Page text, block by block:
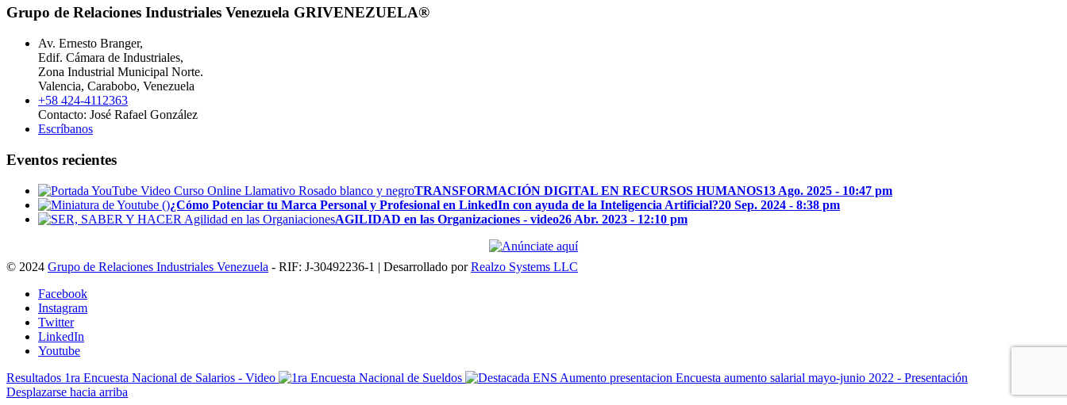
Grupo de Relaciones Industriales Venezuela GRIVENEZUELA®
Av. Ernesto Branger,
Edif. Cámara de Industriales,
Zona Industrial Municipal Norte.
Valencia, Carabobo, Venezuela
+58 424-4112363
Contacto: José Rafael González
Escríbanos
Eventos recientes
TRANSFORMACIÓN DIGITAL EN RECURSOS HUMANOS13 Ago. 2025 - 10:47 pm
¿Cómo Potenciar tu Marca Personal y Profesional en LinkedIn con ayuda de la Inteligencia Artificial?20 Sep. 2024 - 8:38 pm
AGILIDAD en las Organizaciones - video26 Abr. 2023 - 12:10 pm
© 2024 Grupo de Relaciones Industriales Venezuela - RIF: J-30492236-1 | Desarrollado porRealzo Systems LLC
Facebook
Instagram
Twitter
LinkedIn
Youtube
Resultados 1ra Encuesta Nacional de Salarios - Video
Encuesta aumento salarial mayo-junio 2022 - Presentación
Desplazarse hacia arriba